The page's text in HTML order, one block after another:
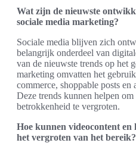
Wat zijn de nieuwste
sociale media marketing?
Sociale media blijven zich
belangrijk onderdeel van
van de nieuwste trends op het
marketing omvatten het
commerce, shoppable posts
Deze trends kunnen helpen
betrokkenheid te vergroten.
Hoe kunnen videocontent
het vergroten van het bereik?